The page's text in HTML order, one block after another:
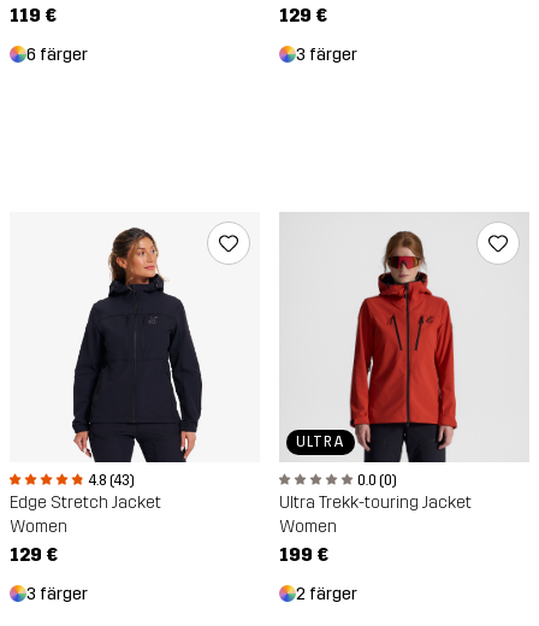
119 €
6 färger
129 €
3 färger
4.8 (43)
Edge Stretch Jacket
Women
129 €
3 färger
ULTRA
0.0 (0)
Ultra Trekk-touring Jacket
Women
199 €
2 färger